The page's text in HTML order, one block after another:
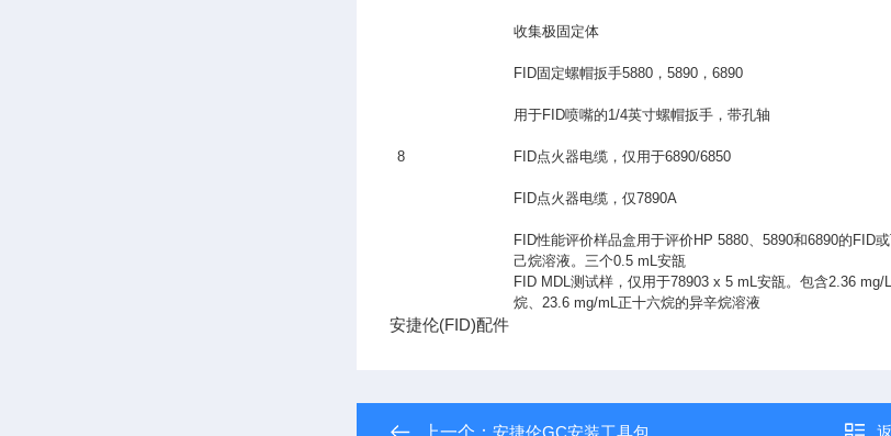
收集极固定体
FID固定螺帽扳手5880 ，5890 ，6890
用于FID喷嘴的1/4英寸螺帽扳手，带孔轴
8
FID点火器电缆，仅用于6890/6850
FID点火器电缆，仅7890A
FID性能评价样品盒用于评价HP 5880、5890和6890的 FID或
己烷溶液。三个0.5 mL安瓿
FID MDL测试样，仅用于78903 x 5 mL安瓿。包含2.36 mg/
烷、23.6 mg/mL正十六烷的异辛烷溶液
安捷伦(FID)配件
上一个：安捷伦GC安装工具包